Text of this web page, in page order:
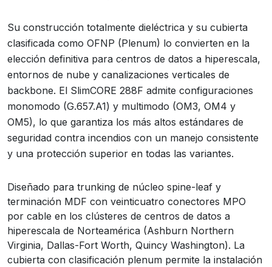
Su construcción totalmente dieléctrica y su cubierta
clasificada como OFNP (Plenum) lo convierten en la
elección definitiva para centros de datos a hiperescala,
entornos de nube y canalizaciones verticales de
backbone. El SlimCORE 288F admite configuraciones
monomodo (G.657.A1) y multimodo (OM3, OM4 y
OM5), lo que garantiza los más altos estándares de
seguridad contra incendios con un manejo consistente
y una protección superior en todas las variantes.
Diseñado para trunking de núcleo spine-leaf y
terminación MDF con veinticuatro conectores MPO
por cable en los clústeres de centros de datos a
hiperescala de Norteamérica (Ashburn Northern
Virginia, Dallas-Fort Worth, Quincy Washington). La
cubierta con clasificación plenum permite la instalación